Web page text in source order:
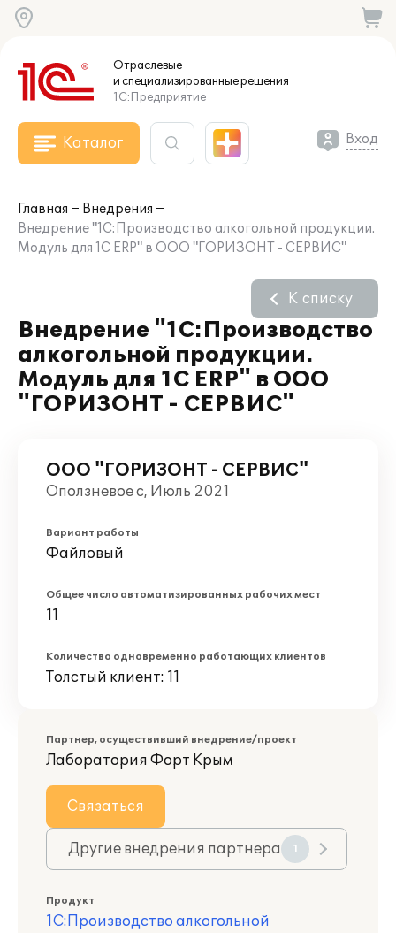
Отраслевые
и специализированныерешения
1С:Предприятие
Каталог Вход
Главная
Внедрения
Внедрение "1С:Производство алкогольной продукции.
Модуль для 1С ERP" в ООО "ГОРИЗОНТ - СЕРВИС"
Внедрение "1С:Производство
алкогольной продукции.
Модуль для 1С ERP" в ООО
"ГОРИЗОНТ - СЕРВИС"
К списку
ООО "ГОРИЗОНТ - СЕРВИС"
Оползневое с, Июль 2021
Вариант работы
Файловый
Общее число автоматизированных рабочих мест
11
Количество одновременно работающих клиентов
Толстый клиент: 11
Партнер, осуществивший внедрение/проект
Лаборатория Форт Крым
Связаться
Другие внедрения партнера 1
Продукт
1С:Производство алкогольной